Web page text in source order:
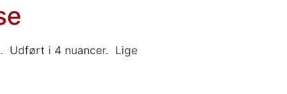
Udført i 4 nuancer. Lige